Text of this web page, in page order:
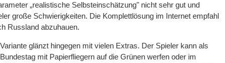
„realistische Selbsteinschätzung" nicht sehr gut und
große Schwierigkeiten. Die Komplettlösung im Internet empfahl
Russland abzuhauen.
glänzt hingegen mit vielen Extras. Der Spieler kann als
mit Papierfliegern auf die Grünen werfen oder im